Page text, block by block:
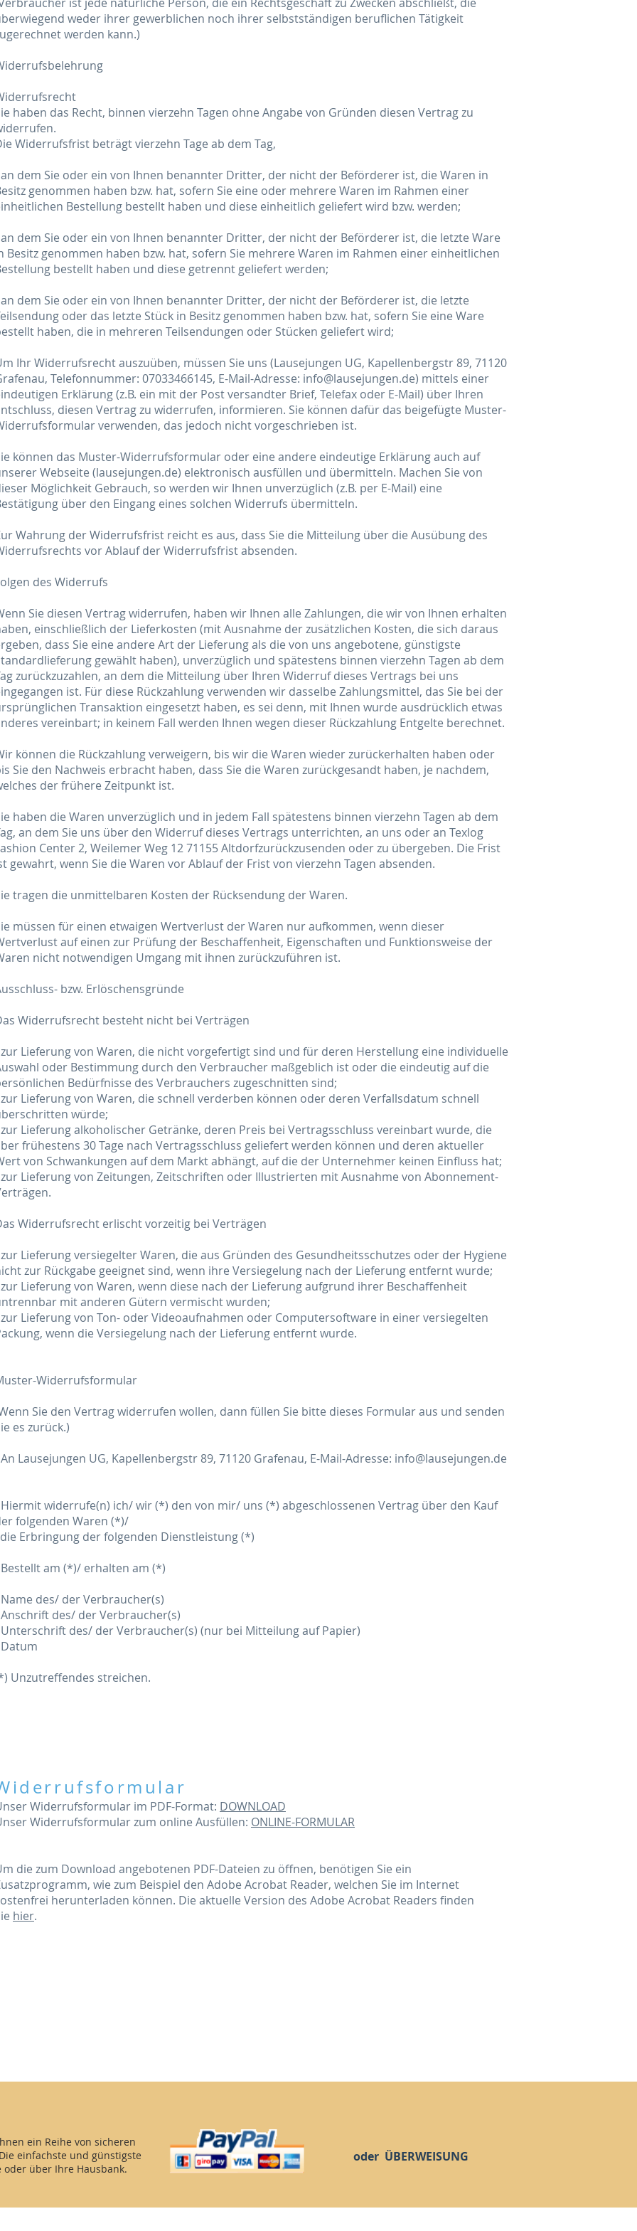
ist jede natürliche Person, die ein Rechtsgeschäft zu Zwecken abschließt, die
weder ihrer gewerblichen noch ihrer selbstständigen beruflichen Tätigkeit
werden kann.)
haben das Recht, binnen vierzehn Tagen ohne Angabe von Gründen diesen Vertrag zu
Widerrufsfrist beträgt vierzehn Tage ab dem Tag,
dem Sie oder ein von Ihnen benannter Dritter, der nicht der Beförderer ist, die Waren in
genommen haben bzw. hat, sofern Sie eine oder mehrere Waren im Rahmen einer
Bestellung bestellt haben und diese einheitlich geliefert wird bzw. werden;
dem Sie oder ein von Ihnen benannter Dritter, der nicht der Beförderer ist, die letzte Ware
Besitz genommen haben bzw. hat, sofern Sie mehrere Waren im Rahmen einer einheitlichen
bestellt haben und diese getrennt geliefert werden;
dem Sie oder ein von Ihnen benannter Dritter, der nicht der Beförderer ist, die letzte
oder das letzte Stück in Besitz genommen haben bzw. hat, sofern Sie eine Ware
haben, die in mehreren Teilsendungen oder Stücken geliefert wird;
Ihr Widerrufsrecht auszuüben, müssen Sie uns (Lausejungen UG, Kapellenbergstr 89, 71120
Telefonnummer: 07033466145, E-Mail-Adresse: info@lausejungen.de) mittels einer
Erklärung (z.B. ein mit der Post versandter Brief, Telefax oder E-Mail) über Ihren
diesen Vertrag zu widerrufen, informieren. Sie können dafür das beigefügte Muster-
verwenden, das jedoch nicht vorgeschrieben ist.
können das Muster-Widerrufsformular oder eine andere eindeutige Erklärung auch auf
Webseite (lausejungen.de) elektronisch ausfüllen und übermitteln. Machen Sie von
Möglichkeit Gebrauch, so werden wir Ihnen unverzüglich (z.B. per E-Mail) eine
über den Eingang eines solchen Widerrufs übermitteln.
Wahrung der Widerrufsfrist reicht es aus, dass Sie die Mitteilung über die Ausübung des
vor Ablauf der Widerrufsfrist absenden.
des Widerrufs
Sie diesen Vertrag widerrufen, haben wir Ihnen alle Zahlungen, die wir von Ihnen erhalten
einschließlich der Lieferkosten (mit Ausnahme der zusätzlichen Kosten, die sich daraus
dass Sie eine andere Art der Lieferung als die von uns angebotene, günstigste
gewählt haben), unverzüglich und spätestens binnen vierzehn Tagen ab dem
zurückzuzahlen, an dem die Mitteilung über Ihren Widerruf dieses Vertrags bei uns
ist. Für diese Rückzahlung verwenden wir dasselbe Zahlungsmittel, das Sie bei der
Transaktion eingesetzt haben, es sei denn, mit Ihnen wurde ausdrücklich etwas
vereinbart; in keinem Fall werden Ihnen wegen dieser Rückzahlung Entgelte berechnet.
können die Rückzahlung verweigern, bis wir die Waren wieder zurückerhalten haben oder
Sie den Nachweis erbracht haben, dass Sie die Waren zurückgesandt haben, je nachdem,
der frühere Zeitpunkt ist.
haben die Waren unverzüglich und in jedem Fall spätestens binnen vierzehn Tagen ab dem
an dem Sie uns über den Widerruf dieses Vertrags unterrichten, an uns oder an Texlog
Center 2, Weilemer Weg 12 71155 Altdorfzurückzusenden oder zu übergeben. Die Frist
gewahrt, wenn Sie die Waren vor Ablauf der Frist von vierzehn Tagen absenden.
tragen die unmittelbaren Kosten der Rücksendung der Waren.
müssen für einen etwaigen Wertverlust der Waren nur aufkommen, wenn dieser
auf einen zur Prüfung der Beschaffenheit, Eigenschaften und Funktionsweise der
nicht notwendigen Umgang mit ihnen zurückzuführen ist.
bzw. Erlöschensgründe
Widerrufsrecht besteht nicht bei Verträgen
Lieferung von Waren, die nicht vorgefertigt sind und für deren Herstellung eine individuelle
oder Bestimmung durch den Verbraucher maßgeblich ist oder die eindeutig auf die
Bedürfnisse des Verbrauchers zugeschnitten sind;
Lieferung von Waren, die schnell verderben können oder deren Verfallsdatum schnell
würde;
Lieferung alkoholischer Getränke, deren Preis bei Vertragsschluss vereinbart wurde, die
frühestens 30 Tage nach Vertragsschluss geliefert werden können und deren aktueller
von Schwankungen auf dem Markt abhängt, auf die der Unternehmer keinen Einfluss hat;
Lieferung von Zeitungen, Zeitschriften oder Illustrierten mit Ausnahme von Abonnement-
Widerrufsrecht erlischt vorzeitig bei Verträgen
Lieferung versiegelter Waren, die aus Gründen des Gesundheitsschutzes oder der Hygiene
zur Rückgabe geeignet sind, wenn ihre Versiegelung nach der Lieferung entfernt wurde;
Lieferung von Waren, wenn diese nach der Lieferung aufgrund ihrer Beschaffenheit
mit anderen Gütern vermischt wurden;
Lieferung von Ton- oder Videoaufnahmen oder Computersoftware in einer versiegelten
wenn die Versiegelung nach der Lieferung entfernt wurde.
Widerrufsformular
Sie den Vertrag widerrufen wollen, dann füllen Sie bitte dieses Formular aus und senden
es zurück.)
Lausejungen UG, Kapellenbergstr 89, 71120 Grafenau, E-Mail-Adresse: info@lausejungen.de
widerrufe(n) ich/ wir (*) den von mir/ uns (*) abgeschlossenen Vertrag über den Kauf
folgenden Waren (*)/
die Erbringung der folgenden Dienstleistung (*)
am (*)/ erhalten am (*)
des/ der Verbraucher(s)
des/ der Verbraucher(s)
des/ der Verbraucher(s) (nur bei Mitteilung auf Papier)
Unzutreffendes streichen.
Widerrufsformular im PDF-Format: DOWNLOAD
Widerrufsformular zum online Ausfüllen: ONLINE-FORMULAR
die zum Download angebotenen PDF-Dateien zu öffnen, benötigen Sie ein
wie zum Beispiel den Adobe Acrobat Reader, welchen Sie im Internet
herunterladen können. Die aktuelle Version des Adobe Acrobat Readers finden
hier.
ein Reihe von sicheren
einfachste und günstigste
über Ihre Hausbank.
oder ÜBERWEISUNG